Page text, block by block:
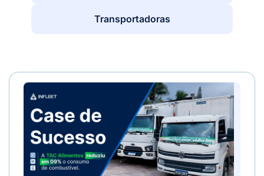
Transportadoras